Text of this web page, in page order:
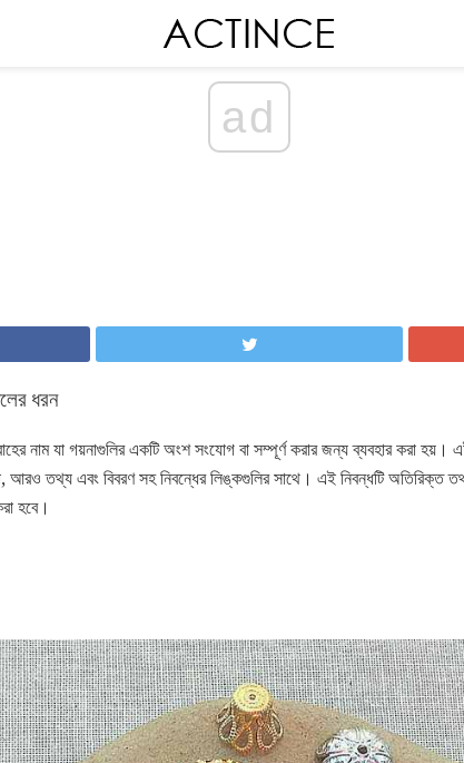
ad
ধরন
নাম যা গয়নাগুলির একটি অংশ সংযোগ বা সম্পূর্ণ করার জন্য ব্যবহার করা হয়।
আরও তথ্য এবং বিবরণ সহ নিবন্ধের লিঙ্কগুলির সাথে। এই নিবন্ধটি অতিরিক্ত
হবে।